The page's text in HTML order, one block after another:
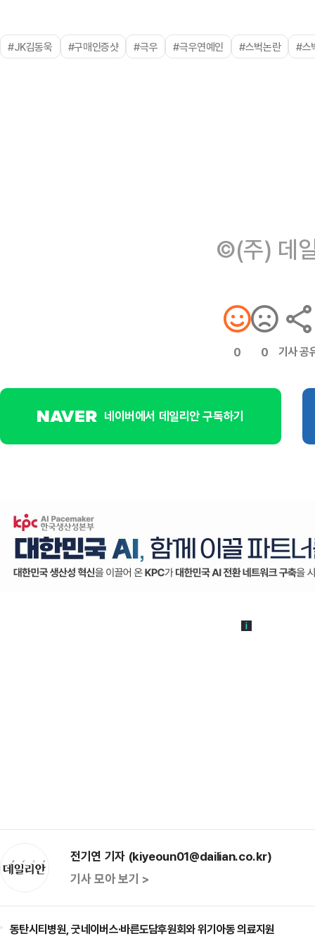
#JK김동욱 #구매인증샷 #극우 #극우연예인 #스벅논란 #스
©(주) 데
0 0 기사 공
네이버에서 데일리안 구독하기
전기연 기자 (kiyeoun01@dailian.co.kr)
기사 모아 보기 >
동탄시티병원, 굿네이버스·바른도담후원회와 위기아동 의료지원